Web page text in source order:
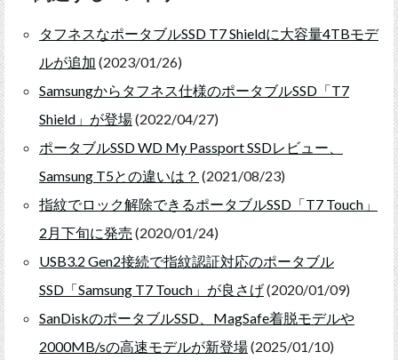
タフネスなポータブルSSD T7 Shieldに大容量4TBモデ
ルが追加 (2023/01/26)
Samsungからタフネス仕様のポータブルSSD「T7
Shield」が登場(2022/04/27)
ポータブルSSD WD My Passport SSDレビュー、
Samsung T5との違いは？ (2021/08/23)
指紋でロック解除できるポータブルSSD「T7 Touch」
2月下旬に発売 (2020/01/24)
USB3.2 Gen2接続で指紋認証対応のポータブル
SSD「Samsung T7 Touch」が良さげ(2020/01/09)
SanDiskのポータブルSSD、MagSafe着脱モデルや
2000MB/sの高速モデルが新登場(2025/01/10)